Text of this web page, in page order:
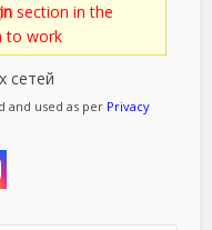
section in the
to work
сетей
and used as per Privacy